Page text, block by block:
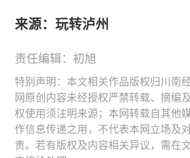
来源：玩转泸州
责任编辑：初旭
特别声明：本文相关作品版权归川南
网原创内容未经授权严禁转载、摘编
权使用须注明来源；本网转载自其他
作信息传递之用，不代表本网立场及
责。若有版权及内容相关异议，需在